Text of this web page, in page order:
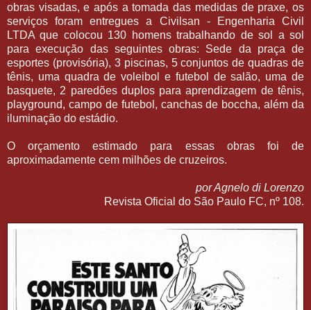
obras visadas, e após a tomada das medidas de praxe, os
serviços foram entregues a Civilsan - Engenharia Civil
LTDA que colocou 130 homens trabalhando de sol a sol
para execução das seguintes obras: Sede da praça de
esportes (provisória), 3 piscinas, 5 conjuntos de quadras de
tênis, uma quadra de voleibol e futebol de salão, uma de
basquete, 2 paredões duplos para aprendizagem de tênis,
playground, campo de futebol, canchas de boccha, além da
iluminação do estádio.
O orçamento estimado para essas obras foi de
aproximadamente cem milhões de cruzeiros.
por Agnelo di Lorenzo
Revista Oficial do São Paulo FC, nº 108.